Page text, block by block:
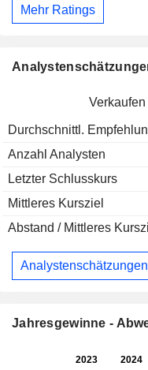
Mehr Ratings
Verkaufen
Durchschnittl.
Anzahl Analysten
Letzter Schlusskurs
Mittleres Kursziel
Abstand / Mittleres
Analystenschätzungen
Jahresgewinne -